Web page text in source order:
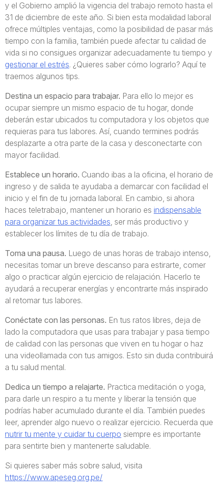
y el Gobierno amplió la vigencia del trabajo remoto hasta el
31 de diciembre de este año. Si bien esta modalidad laboral
ofrece múltiples ventajas, como la posibilidad de pasar más
tiempo con la familia, también puede afectar tu calidad de
vida si no consigues organizar adecuadamente tu tiempo y
gestionar el estrés. ¿Quieres saber cómo lograrlo? Aquí te
traemos algunos tips.
Destina un espacio para trabajar. Para ello lo mejor es
ocupar siempre un mismo espacio de tu hogar, donde
deberán estar ubicados tu computadora y los objetos que
requieras para tus labores. Así, cuando termines podrás
desplazarte a otra parte de la casa y desconectarte con
mayor facilidad.
Establece un horario. Cuando ibas a la oficina, el horario de
ingreso y de salida te ayudaba a demarcar con facilidad el
inicio y el fin de tu jornada laboral. En cambio, si ahora
haces teletrabajo, mantener un horario es indispensable
para organizar tus actividades, ser más productivo y
establecer los límites de tu día de trabajo.
Toma una pausa. Luego de unas horas de trabajo intenso,
necesitas tomar un breve descanso para estirarte, comer
algo o practicar algún ejercicio de relajación. Hacerlo te
ayudará a recuperar energías y encontrarte más inspirado
al retomar tus labores.
Conéctate con las personas. En tus ratos libres, deja de
lado la computadora que usas para trabajar y pasa tiempo
de calidad con las personas que viven en tu hogar o haz
una videollamada con tus amigos. Esto sin duda contribuirá
a tu salud mental.
Dedica un tiempo a relajarte. Practica meditación o yoga,
para darle un respiro a tu mente y liberar la tensión que
podrías haber acumulado durante el día. También puedes
leer, aprender algo nuevo o realizar ejercicio. Recuerda que
nutrir tu mente y cuidar tu cuerpo siempre es importante
para sentirte bien y mantenerte saludable.
Si quieres saber más sobre salud, visita
https://www.apeseg.org.pe/